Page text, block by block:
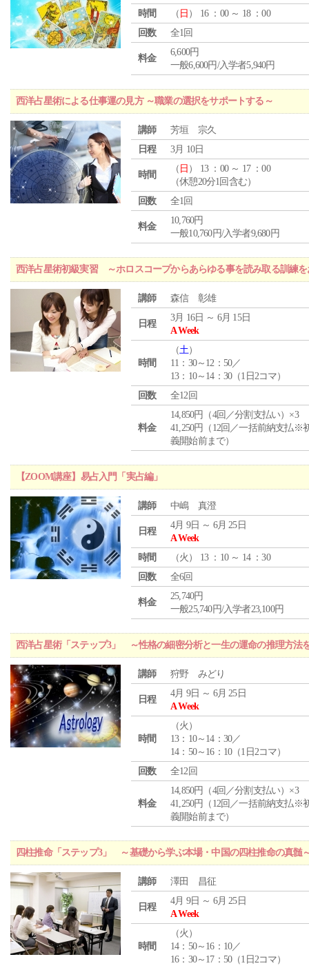
時間
（ 日 ） 16 ：00 ～ 18 ：00
回数
全1回
料金
6,600円
一般6,600円/入学者5,940円
西洋占星術による仕事運の見方 ～職業の選択をサポートする～
講師
芳垣 宗久
日程
3月 10日
時間
（ 日 ） 13 ：00 ～ 17 ：00
（休憩20分1回含む）
回数
全1回
料金
10,760円
一般10,760円/入学者9,680円
西洋占星術初級実習 ～ホロスコープからあらゆる事を読み取る訓練を
講師 森信 彰雄
日程
3月 16日 ～ 6月 15日
A Week
時間
（土）
11：30～12：50／
13：10～14：30（1日2コマ）
回数
全12回
料金
14,850円（4回／分割支払い）×3
41,250円（12回／一括前納支払※
義開始前まで）
【ZOOM講座】易占入門「実占編」
講師 中嶋 真澄
日程
4月 9日 ～ 6月 25日
A Week
時間
（火 ） 13 ：10 ～ 14 ：30
回数
全6回
料金
25,740円
一般25,740円/入学者23,100円
西洋占星術「ステップ3」 ～性格の細密分析と一生の運命の推理方法
講師 狩野 みどり
日程
4月 9日 ～ 6月 25日
A Week
時間
（火 ）
13：10～14：30／
14：50～16：10（1日2コマ）
回数
全12回
料金
14,850円（4回／分割支払い）×3
41,250円（12回／一括前納支払※
義開始前まで）
四柱推命「ステップ3」 ～基礎から学ぶ本場・中国の四柱推命の真髄
講師 澤田 昌征
日程
4月 9日 ～ 6月 25日
A Week
時間
（火 ）
14：50～16：10／
16：30～17：50（1日2コマ）